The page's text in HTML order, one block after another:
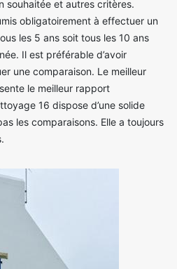
souhaitée et autres critères.
obligatoirement à effectuer un
les 5 ans soit tous les 10 ans
Il est préférable d’avoir
une comparaison. Le meilleur
le meilleur rapport
16 dispose d’une solide
les comparaisons. Elle a toujours